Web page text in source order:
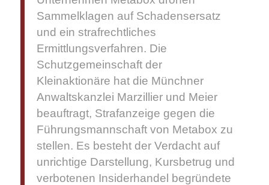
Sammelklagen auf Schadensersatz
und ein strafrechtliches
Ermittlungsverfahren. Die
Schutzgemeinschaft der
Kleinaktionäre hat die Münchner
Anwaltskanzlei Marzillier und Meier
beauftragt, Strafanzeige gegen die
Führungsmannschaft von Metabox zu
stellen. Es besteht der Verdacht auf
unrichtige Darstellung, Kursbetrug und
verbotenen Insiderhandel begründete